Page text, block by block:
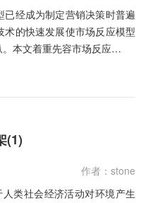
经成为制定营销决策时普遍
的快速发展使市场反应模型
本文着重先容市场反应…
(1)
作者：stone
类社会经济活动对环境产生